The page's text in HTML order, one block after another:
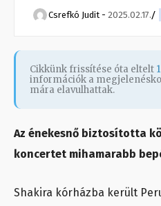
Csrefkó Judit - 2025.02.17.
Cikkünk frissítése óta eltelt
információk a
mára elavulhattak.
Az énekesnő biztosította
koncertet mihamarabb
Shakira kórházba került